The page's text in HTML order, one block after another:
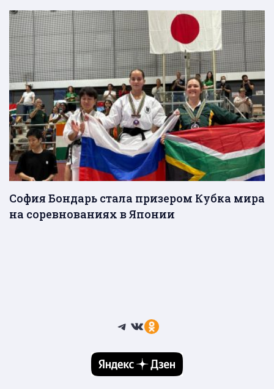
София Бондарь стала призером Кубка мира
на соревнованиях в Японии
Telegram
ВКонтакте
Ссылка